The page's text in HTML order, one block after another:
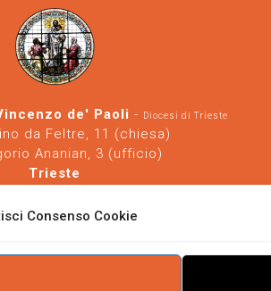
Consenso Cookie
de' Paoli - Diocesi di Trieste
da Feltre, 11 (chiesa)
Ananian, 3 (ufficio)
Trieste
-parrocchia@svdp-trieste.it
-Informativa cookie